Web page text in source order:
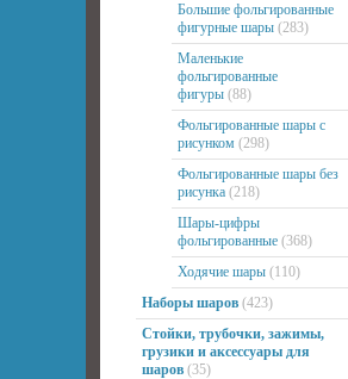
Большие фольгированные
фигурные шары (283)
Маленькие
фольгированные
фигуры (88)
Фольгированные шары с
рисунком (298)
Фольгированные шары без
рисунка (218)
Шары-цифры
фольгированные (368)
Ходячие шары (110)
Наборы шаров (423)
Стойки, трубочки, зажимы,
грузики и аксессуары для
шаров (35)